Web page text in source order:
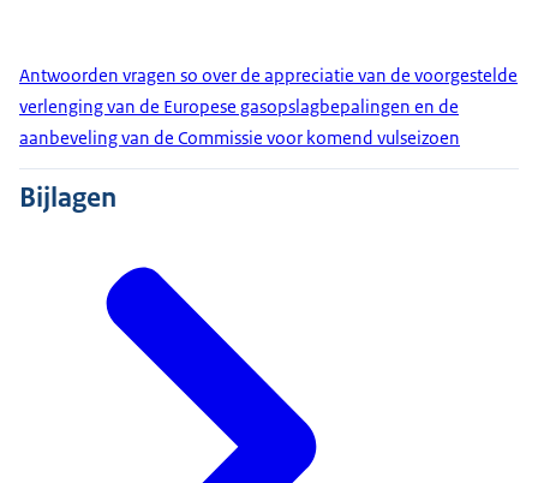
Antwoorden vragen so over de appreciatie van de voorgestelde
verlenging van de Europese gasopslagbepalingen en de
aanbeveling van de Commissie voor komend vulseizoen
Bijlagen